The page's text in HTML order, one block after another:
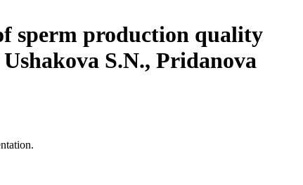
sperm production quality
S.N., Pridanova